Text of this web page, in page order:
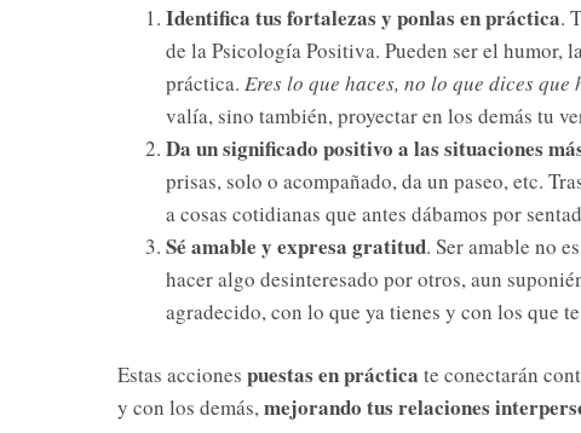
Identifica tus fortalezas y ponlas en práctica.
de la Psicología Positiva. Pueden ser el humor,
práctica. Eres lo que haces, no lo que dices que
valía, sino también, proyectar en los demás tu
Da un significado positivo a las situaciones
prisas, solo o acompañado, da un paseo, etc.
a cosas cotidianas que antes dábamos por
Sé amable y expresa gratitud. Ser amable no
hacer algo desinteresado por otros, aun
agradecido, con lo que ya tienes y con los que
Estas acciones puestas en práctica te conectarán
y con los demás,mejorando tus relaciones